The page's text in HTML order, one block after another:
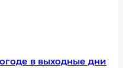
в выходные дни